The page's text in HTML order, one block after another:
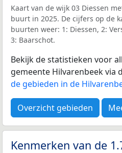
Kaart van de wijk 03 Diessen
buurt in 2025. De cijfers op de
buurten weer: 1: Diessen, 2:
3: Baarschot.
Bekijk de statistieken voor
gemeente Hilvarenbeek via
de gebieden in de
Overzicht gebieden
Kenmerken van de